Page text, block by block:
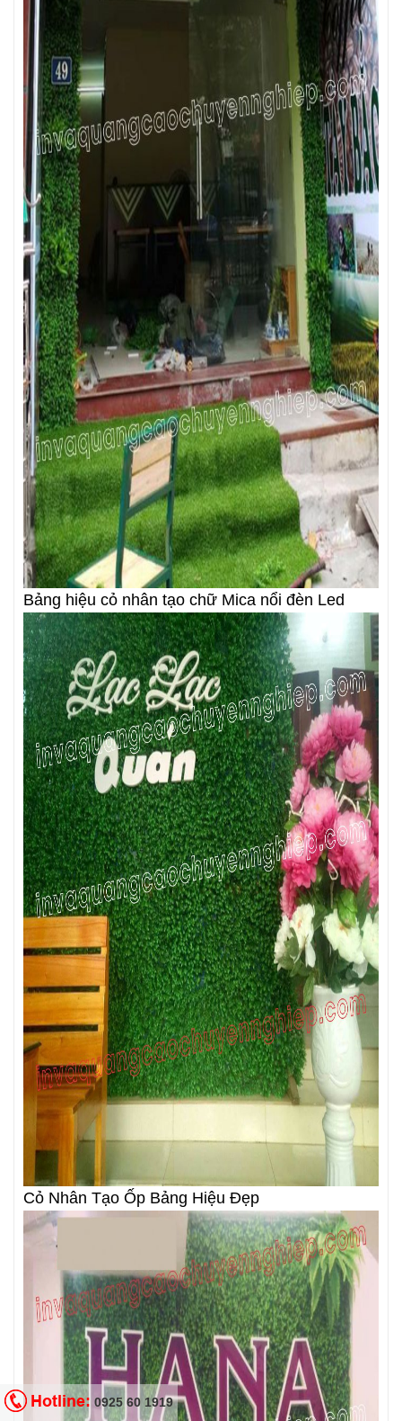
Bảng hiệu cỏ nhân tạo chữ Mica nổi đèn Led
Cỏ Nhân Tạo Ốp Bảng Hiệu Đẹp
Hotline: 0925 60 1919